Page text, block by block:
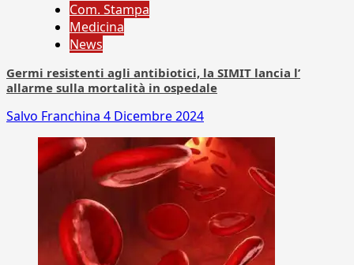
Com. Stampa
Medicina
News
Germi resistenti agli antibiotici, la SIMIT lancia l’
allarme sulla mortalità in ospedale
Salvo Franchina 4 Dicembre 2024